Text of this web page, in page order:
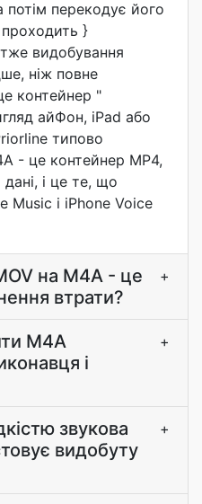
потім перекодує його
}
видобування
ніж повне
контейнер "
айФон, iPad або
типово
- це контейнер MP4,
і це те, що
Music і iPhone Voice
на M4A - це
втрати?
+
M4A
і
+
звукова
видобуту
+